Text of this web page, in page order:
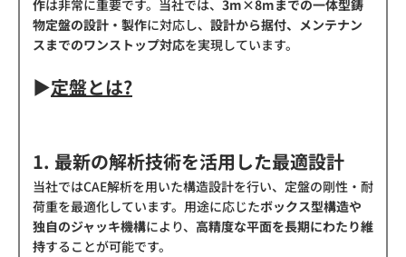
作は非常に重要です。当社では、 3m×8mまでの一体型鋳
物定盤の設計・製作に対応し、 設計から据付、メンテナン
スまでのワンストップ対応を実現しています。
▶定盤とは?
1. 最新の解析技術を活用した最適設計
当社ではCAE解析を用いた構造設計を行い、定盤の剛性・耐
荷重を最適化しています。用途に応じたボックス型構造や
独自のジャッキ機構により、 高精度な平面を長期にわたり維
持することが可能です。